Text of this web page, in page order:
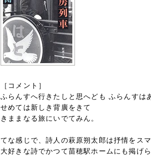
［コメント］
ふらんすへ行きたしと思へども ふらんすは
せめては新しき背廣をきて
きままなる旅にいでてみん。
てな感じで、詩人の萩原朔太郎は抒情をス
大好きな詩でかつて苗穂駅ホームにも掲げ